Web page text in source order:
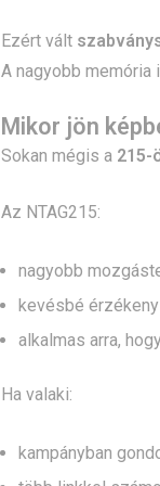
Ezért vált
A nagyobb memória
Mikor jön
Sokan mégis a 215-
Az NTAG215:
nagyobb
kevésbé
alkalmas arra,
Ha valaki:
kampányban